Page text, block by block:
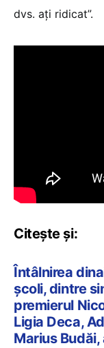
dvs. ați ridicat”.
Citește și:
Întâlnirea
școli, dintre
premierul
Ligia Deca,
Marius